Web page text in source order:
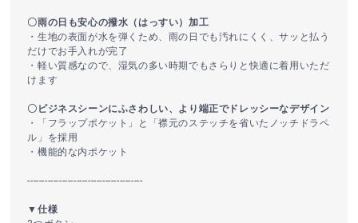
〇雨の日も安心の撥水（はっすい）加工
・生地の表面が水を弾くため、雨の日でも汚れにくく、サッと払う
だけでお手入れが完了
・軽い質感なので、湿気の多い時期でもさらりと快適に着用いただ
けます
〇ビジネスシーンにふさわしい、より端正でドレッシーなデザイン
・「フラップポケット」と「襟元のステッチを省いたノッチドラペ
ル」を採用
・機能的な内ポケット
----------------------------------------
▼仕様